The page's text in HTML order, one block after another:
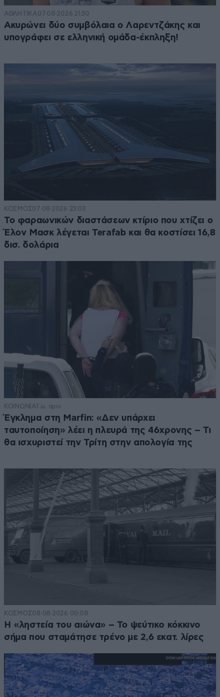
ΑΘΛΗΤΙΚΑ07·08·2026 21:30
Ακυρώνει δύο συμβόλαια ο Λαρεντζάκης και
υπογράφει σε ελληνική ομάδα-έκπληξη!
ΚΟΣΜΟΣ07·08·2026 23:03
Το φαραωνικών διαστάσεων κτίριο που χτίζει ο
Έλον Μασκ λέγεται Terafab και θα κοστίσει 16,8
δισ. δολάρια
ΚΟΙΝΩΝΙΑ1 ω. πριν
Έγκλημα στη Marfin: «Δεν υπάρχει
ταυτοποίηση» λέει η πλευρά της 46χρονης – Τι
θα ισχυριστεί την Τρίτη στην απολογία της
ΚΟΣΜΟΣ08·08·2026 00:08
Η «ληστεία του αιώνα» – Το ψεύτικο κόκκινο
σήμα που σταμάτησε τρένο με 2,6 εκατ. λίρες